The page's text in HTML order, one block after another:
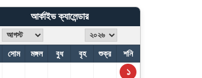
পলাতক আসামিকে দিয়ে রাজনীতি
করছে ভারত: রিজভী
৪ বিভাগে মুষলধারে বৃষ্টির আভাস
আর্কাইভ ক্যালেন্ডার
সোম মঙ্গল বুধ বৃহ শুক্র শনি
১